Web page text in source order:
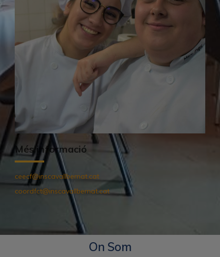
Més informació
ceecf@inscavallbernat.cat
coordfct@inscavallbernat.cat
On Som